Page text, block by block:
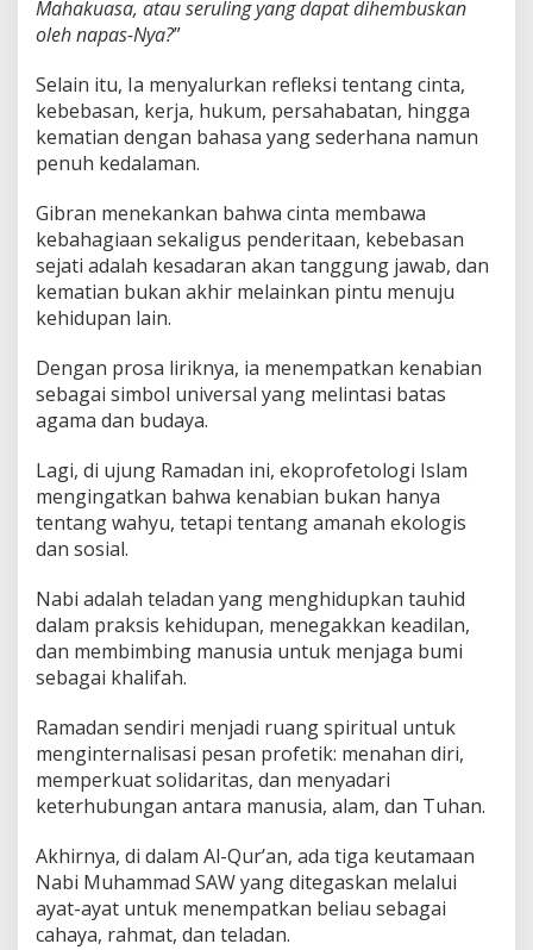
Mahakuasa, atau seruling yang dapat dihembuskan
oleh napas-Nya?”
Selain itu, Ia menyalurkan refleksi tentang cinta,
kebebasan, kerja, hukum, persahabatan, hingga
kematian dengan bahasa yang sederhana namun
penuh kedalaman.
Gibran menekankan bahwa cinta membawa
kebahagiaan sekaligus penderitaan, kebebasan
sejati adalah kesadaran akan tanggung jawab, dan
kematian bukan akhir melainkan pintu menuju
kehidupan lain.
Dengan prosa liriknya, ia menempatkan kenabian
sebagai simbol universal yang melintasi batas
agama dan budaya.
Lagi, di ujung Ramadan ini, ekoprofetologi Islam
mengingatkan bahwa kenabian bukan hanya
tentang wahyu, tetapi tentang amanah ekologis
dan sosial.
Nabi adalah teladan yang menghidupkan tauhid
dalam praksis kehidupan, menegakkan keadilan,
dan membimbing manusia untuk menjaga bumi
sebagai khalifah.
Ramadan sendiri menjadi ruang spiritual untuk
menginternalisasi pesan profetik: menahan diri,
memperkuat solidaritas, dan menyadari
keterhubungan antara manusia, alam, dan Tuhan.
Akhirnya, di dalam Al-Qur’an, ada tiga keutamaan
Nabi Muhammad SAW yang ditegaskan melalui
ayat-ayat untuk menempatkan beliau sebagai
cahaya, rahmat, dan teladan.